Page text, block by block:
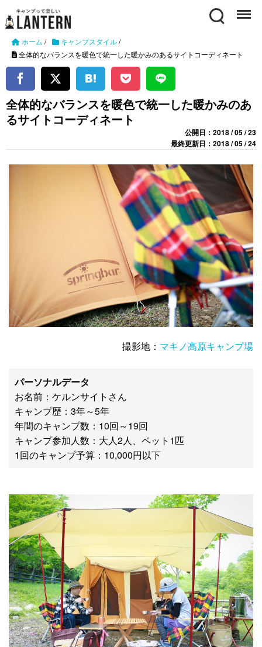
Search Menu
ホーム / キャンプスタイル/
全体的なバランスを暖色で統一した暖かみのあるサイトコーディネート
全体的なバランスを暖色で統一した暖かみのあ
るサイトコーディネート
公開日：2018 / 05 / 23
最終更新日：2018 / 05 / 24
撮影地： マキノ高原キャンプ場
パーソナルデータ
お名前：ケルンサイトさん
キャンプ歴：3年～5年
年間のキャンプ数：10回～19回
キャンプ参加人数：大人2人、ペット1匹
1回のキャンプ予算：10,000円以下